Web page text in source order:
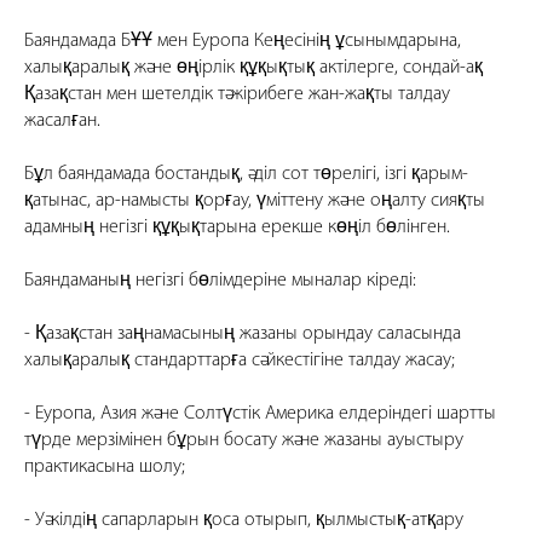
Баяндамада БҰҰ мен Еуропа Кеңесінің ұсынымдарына,
халықаралық және өңірлік құқықтық актілерге, сондай-ақ
Қазақстан мен шетелдік тәжірибеге жан-жақты талдау
жасалған.
Бұл баяндамада бостандық, әділ сот төрелігі, ізгі қарым-
қатынас, ар-намысты қорғау, үміттену және оңалту сияқты
адамның негізгі құқықтарына ерекше көңіл бөлінген.
Баяндаманың негізгі бөлімдеріне мыналар кіреді:
- Қазақстан заңнамасының жазаны орындау саласында
халықаралық стандарттарға сәйкестігіне талдау жасау;
- Еуропа, Азия және Солтүстік Америка елдеріндегі шартты
түрде мерзімінен бұрын босату және жазаны ауыстыру
практикасына шолу;
- Уәкілдің сапарларын қоса отырып, қылмыстық-атқару